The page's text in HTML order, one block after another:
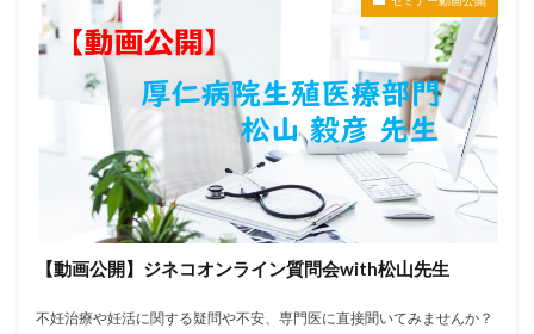
【動画公開】ジネコオンライン質問会with松山先生
不妊治療や妊活に関する疑問や不安、専門医に直接聞いてみませんか？